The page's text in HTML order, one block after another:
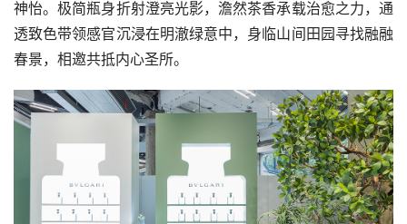
神怡。极简瓶身折射澄亮光影，澹然茶香承载治愈之力，通
透致色带领感官沉浸在明澈绿意中，身临山间田园寻找融融
春景，相邀共抵内心圣所。